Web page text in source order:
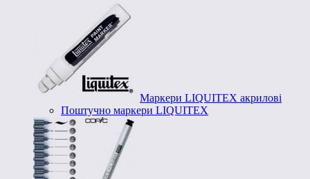
Маркери LIQUITEX акрилові
Поштучно маркери LIQUITEX